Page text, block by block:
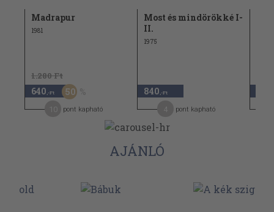
Madrapur
1981
1.280 Ft
640 ,-Ft 50
pont kapható
Most és mindörökké I-
II.
1975
840 ,-Ft
pont kapható
AJÁNLÓ